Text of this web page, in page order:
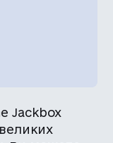
Jackbox